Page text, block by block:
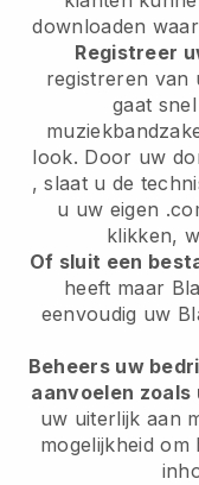
downloaden
Registreer
registreren van
gaat
look. Door uw
, slaat u de
u uw eigen
klikken,
Of sluit een
heeft maar
eenvoudig uw
Beheers uw
aanvoelen zoals
uw uiterlijk aan
mogelijkheid